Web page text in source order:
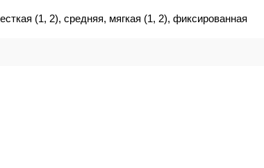
(1, 2), средняя, мягкая (1, 2), фиксированная